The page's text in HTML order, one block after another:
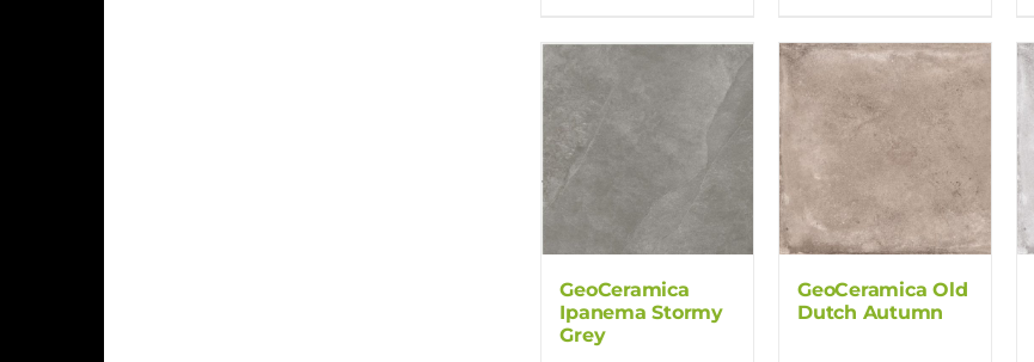
GeoCeramica
Ipanema Stormy
Grey
GeoCeramica Old
Dutch Autumn